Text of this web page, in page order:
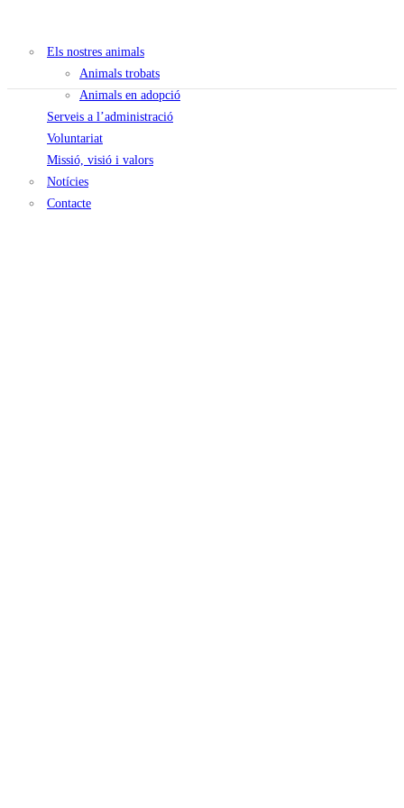
Els nostres animals
Animals trobats
Animals en adopció
Serveis a l’administració
Voluntariat
Missió, visió i valors
Notícies
Contacte